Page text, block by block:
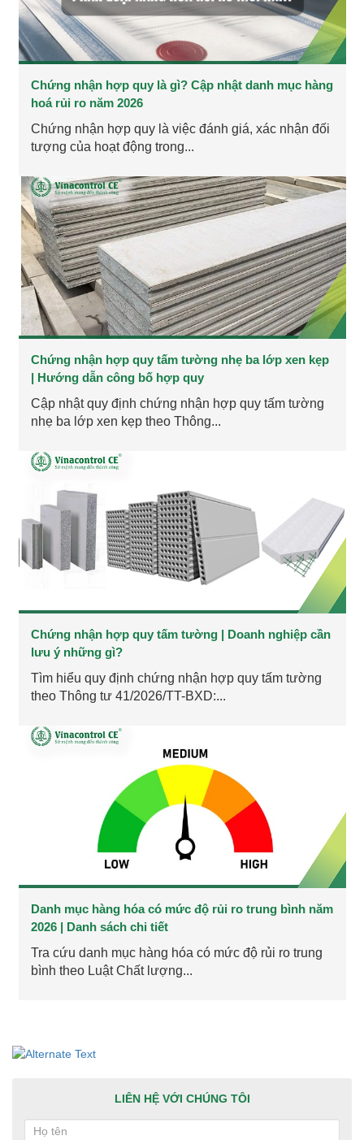
Chứng nhận hợp quy là gì? Cập nhật danh mục hàng
hoá rủi ro năm 2026
Chứng nhận hợp quy là việc đánh giá, xác nhận đối
tượng của hoạt động trong...
Chứng nhận hợp quy tấm tường nhẹ ba lớp xen kẹp
| Hướng dẫn công bố hợp quy
Cập nhật quy định chứng nhận hợp quy tấm tường
nhẹ ba lớp xen kẹp theo Thông...
Chứng nhận hợp quy tấm tường | Doanh nghiệp cần
lưu ý những gì?
Tìm hiểu quy định chứng nhận hợp quy tấm tường
theo Thông tư 41/2026/TT-BXD:...
Danh mục hàng hóa có mức độ rủi ro trung bình năm
2026 | Danh sách chi tiết
Tra cứu danh mục hàng hóa có mức độ rủi ro trung
bình theo Luật Chất lượng...
LIÊN HỆ VỚI CHÚNG TÔI